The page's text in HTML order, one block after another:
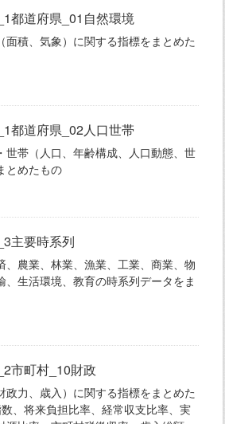
都道府県_01自然環境
面積、気象）に関する指標をまとめた
都道府県_02人口世帯
世帯（人口、年齢構成、人口動態、世
とめたもの
主要時系列
、農業、林業、漁業、工業、商業、物
、生活環境、教育の時系列データをま
市町村_10財政
政力、歳入）に関する指標をまとめた
、将来負担比率、経常収支比率、実